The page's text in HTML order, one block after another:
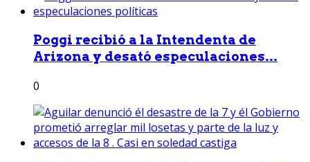
Poggi recibió a la Intendenta de
Arizona y desató especulaciones...
0